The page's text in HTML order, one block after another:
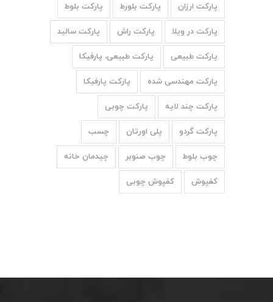
پارکت ارزان پارکت بلورط پارکت بلوط
پارکت در ویلا پارکت راش پارکت سالید
پارکت طبیعی پارکت طبیعی، پارفیکا
پارکت مهندسی شده پارکت پارفیکا
پارکت چند لایه پارکت چوبی
پارکت گردو پلی اورتان چسب
چوب بلوط چوب صنوبر چیدمان خانه
کفپوش کفپوش چوبی